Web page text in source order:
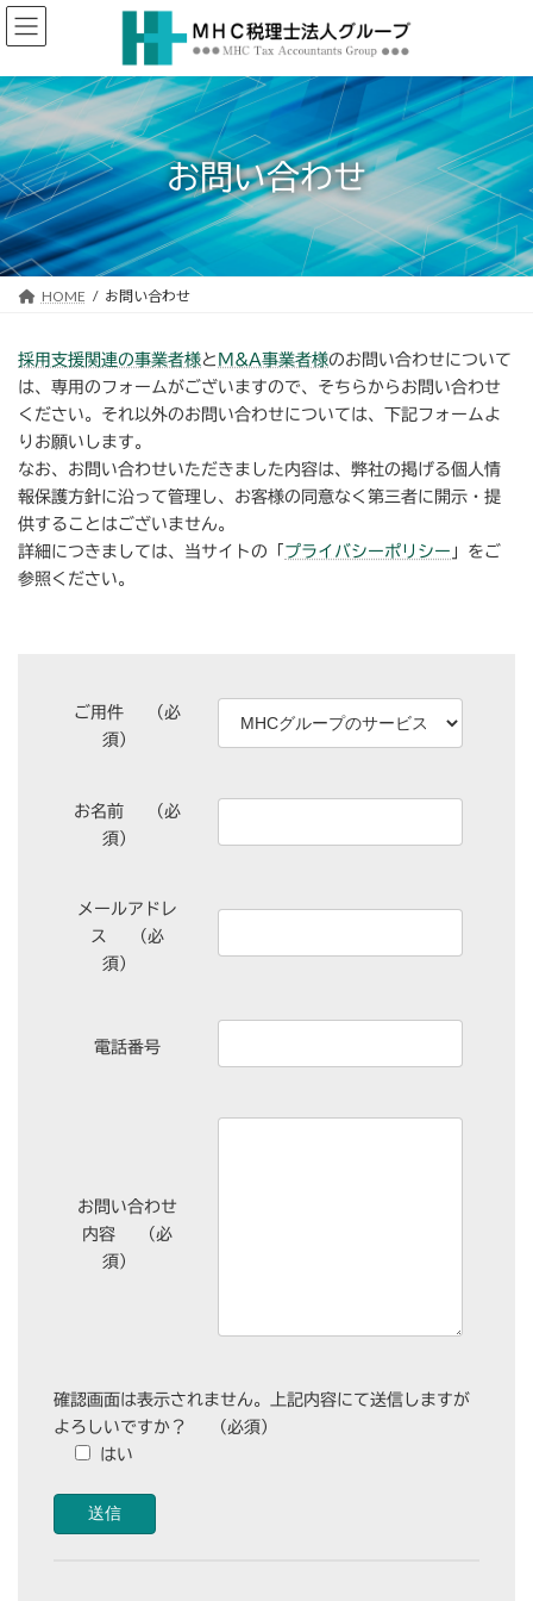
コ
ン
ン
ツ
へ
ス
キ
ッ
プ
ナ
ビ
ー
シ
ョ
ン
に
移
動
お問い合わせ
HOME お問い合わせ
採用支援関連の事業者様と M&A事業者様のお問い合わせについて
は、専用のフォームがございますので、そちらからお問い合わせ
ください。それ以外のお問い合わせについては、下記フォームよ
りお願いします。
なお、お問い合わせいただきました内容は、弊社の掲げる個人情
報保護方針に沿って管理し、お客様の同意なく第三者に開示・提
供することはございません。
詳細につきましては、当サイトの「 プライバシーポリシー 」をご
参照ください。
ご用件
（必
須）
お名前
（必
須）
メールアドレ
ス
（必
須）
電話番号
お問い合わせ
内容
（必
須）
確認画面は表示されません。上記内容にて送信しますが
よろしいですか？
（必須）
はい